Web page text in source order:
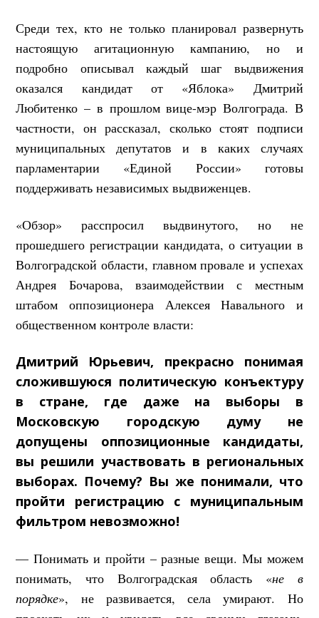
Среди тех, кто не только планировал развернуть
настоящую агитационную кампанию, но и
подробно описывал каждый шаг выдвижения
оказался кандидат от «Яблока» Дмитрий
Любитенко – в прошлом вице-мэр Волгограда. В
частности, он рассказал, сколько стоят подписи
муниципальных депутатов и в каких случаях
парламентарии «Единой России» готовы
поддерживать независимых выдвиженцев.
«Обзор» расспросил выдвинутого, но не
прошедшего регистрации кандидата, о ситуации в
Волгоградской области, главном провале и успехах
Андрея Бочарова, взаимодействии с местным
штабом оппозиционера Алексея Навального и
общественном контроле власти:
Дмитрий Юрьевич, прекрасно понимая
сложившуюся политическую конъектуру
в стране, где даже на выборы в
Московскую городскую думу не
допущены оппозиционные кандидаты,
вы решили участвовать в региональных
выборах. Почему? Вы же понимали, что
пройти регистрацию с муниципальным
фильтром невозможно!
— Понимать и пройти – разные вещи. Мы можем
понимать, что Волгоградская область «не в
порядке», не развивается, села умирают. Но